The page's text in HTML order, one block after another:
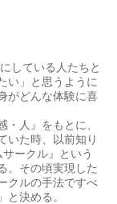
している人たちと
い」と思うように
がどんな体験に喜
人』をもとに、
いた時、以前知り
ークル』という
。その頃実現した
クルの手法ですべ
と決める。